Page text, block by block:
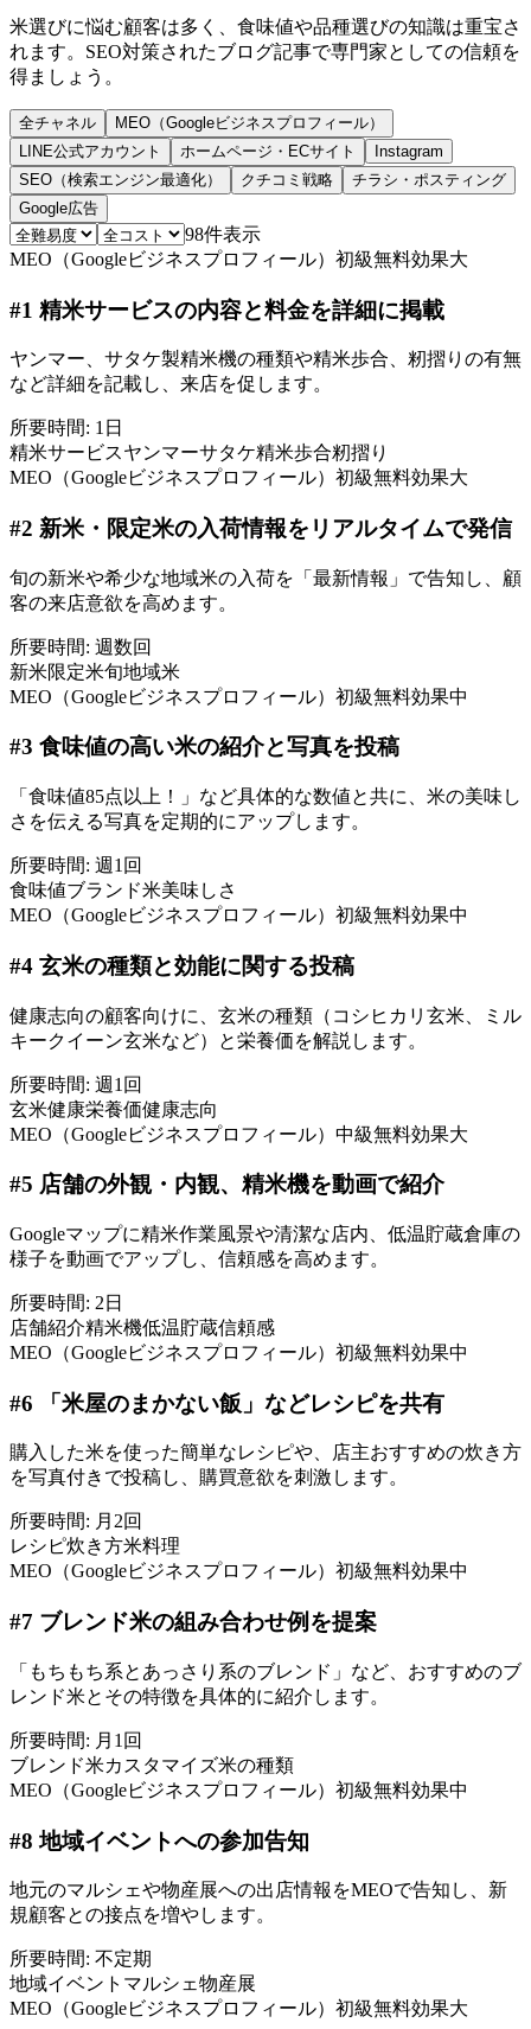
米選びに悩む顧客は多く、食味値や品種選びの知識は重宝さ
れます。SEO対策されたブログ記事で専門家としての信頼を
得ましょう。
全チャネル
MEO（Googleビジネスプロフィール）
LINE公式アカウント
ホームページ・ECサイト
Instagram
SEO（検索エンジン最適化）
クチコミ戦略
チラシ・ポスティング
Google広告
98件表示
MEO（Googleビジネスプロフィール） 初級無料効果大
#1 精米サービスの内容と料金を詳細に掲載
ヤンマー、サタケ製精米機の種類や精米歩合、籾摺りの有無
など詳細を記載し、来店を促します。
所要時間: 1日
精米サービスヤンマーサタケ精米歩合籾摺り
MEO（Googleビジネスプロフィール） 初級無料効果大
#2 新米・限定米の入荷情報をリアルタイムで発信
旬の新米や希少な地域米の入荷を「最新情報」で告知し、顧
客の来店意欲を高めます。
所要時間: 週数回
新米限定米旬地域米
MEO（Googleビジネスプロフィール） 初級無料効果中
#3 食味値の高い米の紹介と写真を投稿
「食味値85点以上！」など具体的な数値と共に、米の美味し
さを伝える写真を定期的にアップします。
所要時間: 週1回
食味値ブランド米美味しさ
MEO（Googleビジネスプロフィール） 初級無料効果中
#4 玄米の種類と効能に関する投稿
健康志向の顧客向けに、玄米の種類（コシヒカリ玄米、ミル
キークイーン玄米など）と栄養価を解説します。
所要時間: 週1回
玄米健康栄養価健康志向
MEO（Googleビジネスプロフィール） 中級無料効果大
#5 店舗の外観・内観、精米機を動画で紹介
Googleマップに精米作業風景や清潔な店内、低温貯蔵倉庫の
様子を動画でアップし、信頼感を高めます。
所要時間: 2日
店舗紹介精米機低温貯蔵信頼感
MEO（Googleビジネスプロフィール） 初級無料効果中
#6 「米屋のまかない飯」などレシピを共有
購入した米を使った簡単なレシピや、店主おすすめの炊き方
を写真付きで投稿し、購買意欲を刺激します。
所要時間: 月2回
レシピ炊き方米料理
MEO（Googleビジネスプロフィール） 初級無料効果中
#7 ブレンド米の組み合わせ例を提案
「もちもち系とあっさり系のブレンド」など、おすすめのブ
レンド米とその特徴を具体的に紹介します。
所要時間: 月1回
ブレンド米カスタマイズ米の種類
MEO（Googleビジネスプロフィール） 初級無料効果中
#8 地域イベントへの参加告知
地元のマルシェや物産展への出店情報をMEOで告知し、新
規顧客との接点を増やします。
所要時間: 不定期
地域イベント マルシェ物産展
MEO（Googleビジネスプロフィール） 初級無料効果大